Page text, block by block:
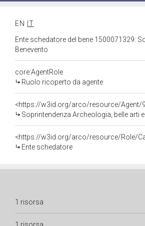
EN
IT
Ente schedatore del bene 1500071329:
Benevento
core:AgentRole
Ruolo ricoperto da agente
<https://w3id.org/arco/resource/Agent/
Soprintendenza Archeologia, belle arti
<https://w3id.org/arco/resource/Role/
Ente schedatore
1 risorsa